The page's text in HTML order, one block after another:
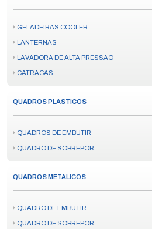
GELADEIRAS COOLER
LANTERNAS
LAVADORA DE ALTA PRESSAO
CATRACAS
QUADROS PLASTICOS
QUADROS DE EMBUTIR
QUADRO DE SOBREPOR
QUADROS METALICOS
QUADRO DE EMBUTIR
QUADRO DE SOBREPOR